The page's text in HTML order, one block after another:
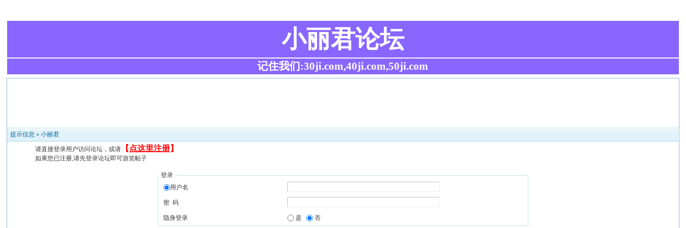
小丽君论坛
记住我们:30ji.com,40ji.com,50ji.com
提示信息 »小丽君
请直接登录用户访问论坛，或请 【 点这里注册】
如果您已注册,请先登录论坛即可游览帖子
登录
用户名
密 码
隐身登录 是 否